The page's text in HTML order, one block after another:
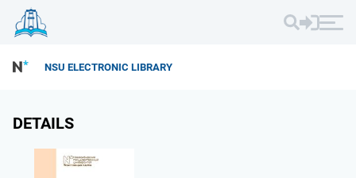
NSU ELECTRONIC LIBRARY
DETAILS